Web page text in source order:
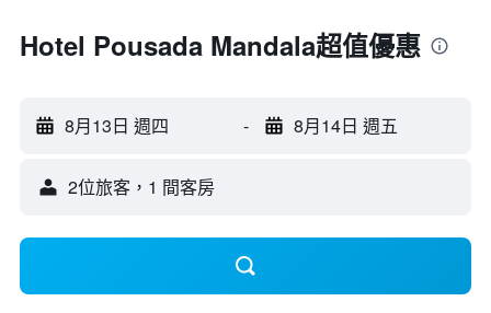
Hotel Pousada Mandala超值優惠
8月13日 週四 - 8月14日 週五
2位旅客，1 間客房